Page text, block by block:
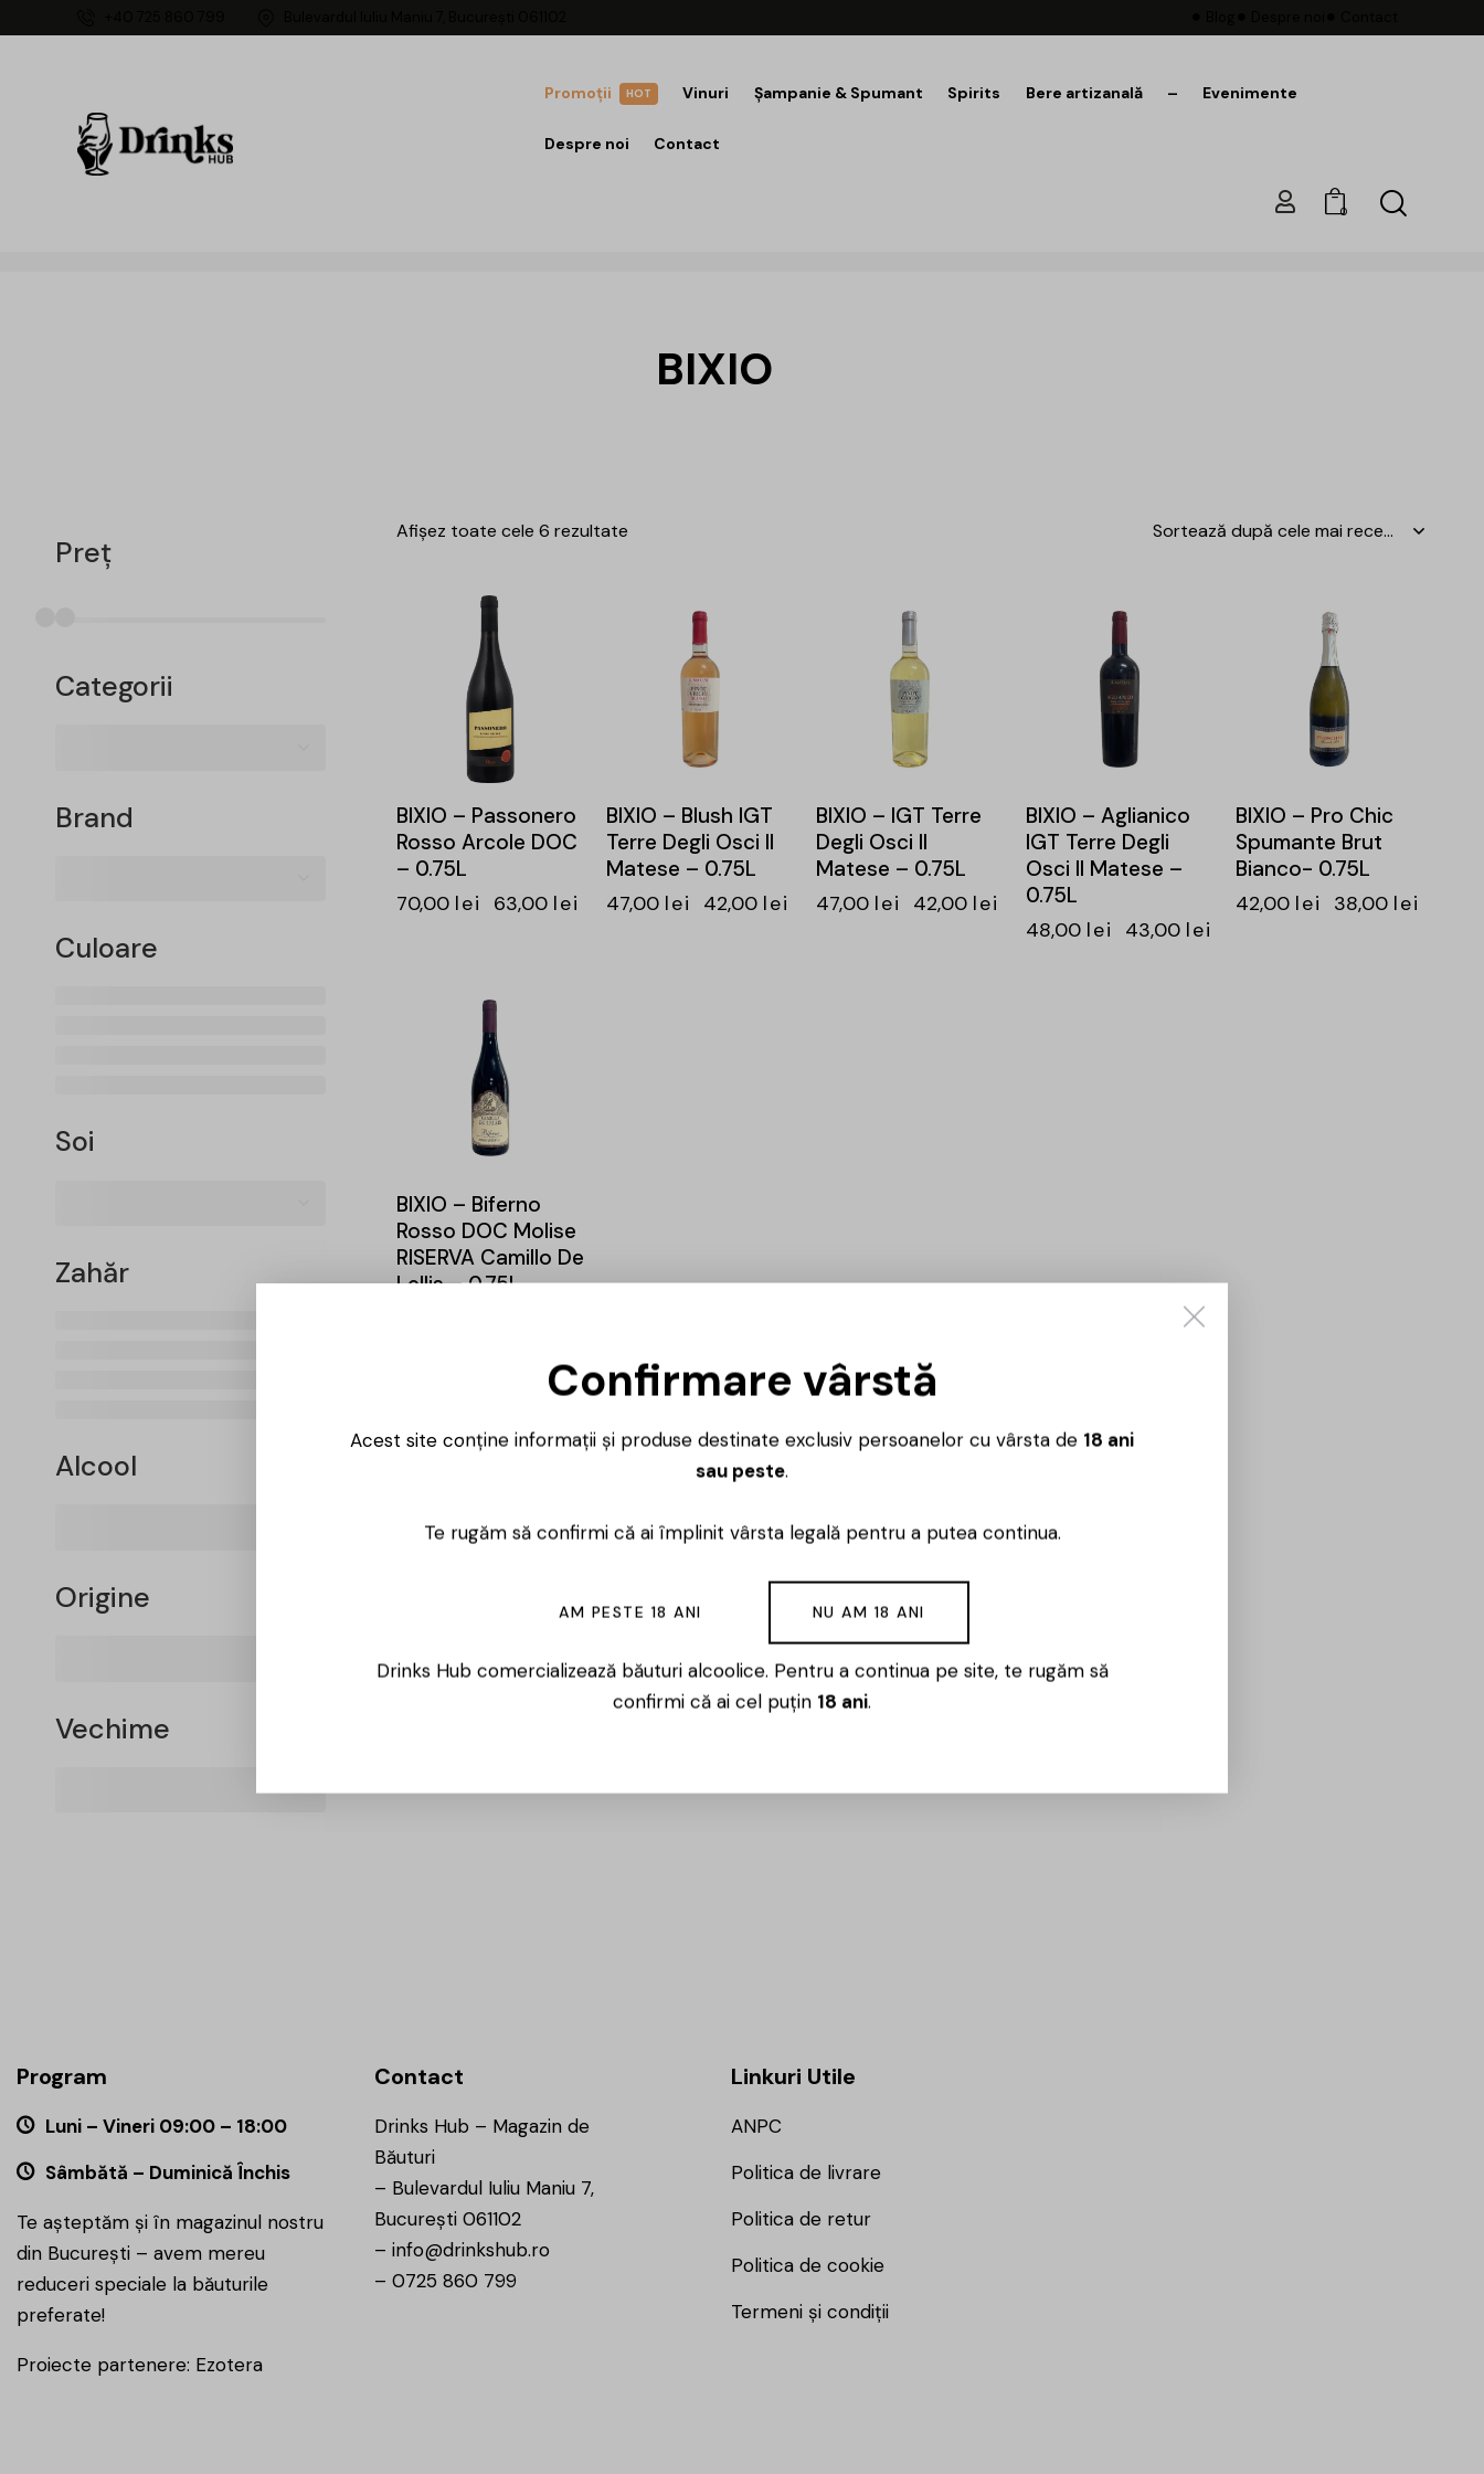
HOT
Promoții Vinuri Șampanie & Spumant Spirits Bere artizanală – Evenimente
Despre noi Contact
0
BIXIO
Afișez toate cele 6 rezultate
BIXIO – Passonero
Rosso Arcole DOC
– 0.75L
70,00 lei 63,00 lei
BIXIO – Blush IGT
Terre Degli Osci Il
Matese – 0.75L
47,00 lei 42,00 lei
BIXIO – IGT Terre
Degli Osci Il
Matese – 0.75L
47,00 lei 42,00 lei
BIXIO – Aglianico
IGT Terre Degli
Osci Il Matese –
0.75L
48,00 lei 43,00 lei
BIXIO – Pro Chic
Spumante Brut
Bianco- 0.75L
42,00 lei 38,00 lei
BIXIO – Biferno
Rosso DOC Molise
RISERVA Camillo De
Lellis – 0.75L
Preț
Categorii
Brand
Culoare
Soi
Zahăr
Alcool
Origine
Vechime
Program
Luni – Vineri 09:00 – 18:00
Sâmbătă – Duminică Închis
Te așteptăm și în magazinul nostru
din București – avem mereu
reduceri speciale la băuturile
preferate!
Proiecte partenere: Ezotera
Contact
Drinks Hub – Magazin de
Băuturi
– Bulevardul Iuliu Maniu 7,
București 061102
– info@drinkshub.ro
– 0725 860 799
Linkuri Utile
ANPC
Politica de livrare
Politica de retur
Politica de cookie
Termeni și condiții
Confirmare vârstă
Acest site conține informații și produse destinate exclusiv persoanelor cu vârsta de 18 ani
sau peste.
Te rugăm să confirmi că ai împlinit vârsta legală pentru a putea continua.
AM PESTE 18 ANI NU AM 18 ANI
Drinks Hub comercializează băuturi alcoolice. Pentru a continua pe site, te rugăm să
confirmi că ai cel puțin 18 ani.